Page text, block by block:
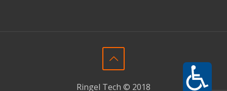
Ringel Tech © 2018